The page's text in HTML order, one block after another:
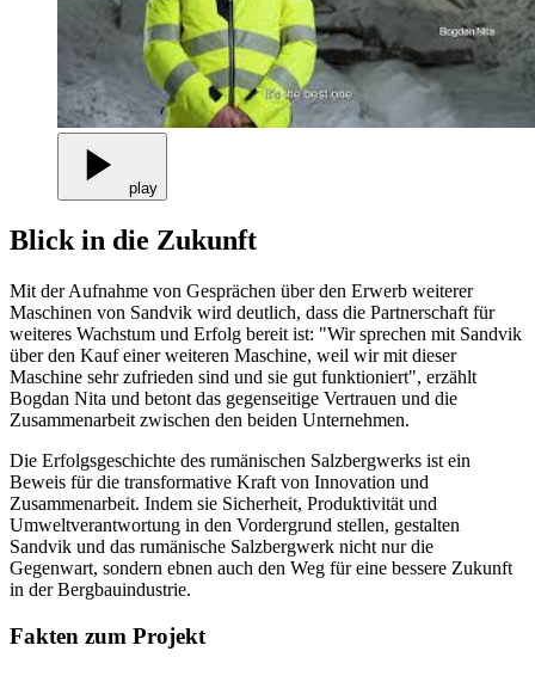
play
Blick in die Zukunft
Mit der Aufnahme von Gesprächen über den Erwerb weiterer
Maschinen von Sandvik wird deutlich, dass die Partnerschaft für
weiteres Wachstum und Erfolg bereit ist: "Wir sprechen mit Sandvik
über den Kauf einer weiteren Maschine, weil wir mit dieser
Maschine sehr zufrieden sind und sie gut funktioniert", erzählt
Bogdan Nita und betont das gegenseitige Vertrauen und die
Zusammenarbeit zwischen den beiden Unternehmen.
Die Erfolgsgeschichte des rumänischen Salzbergwerks ist ein
Beweis für die transformative Kraft von Innovation und
Zusammenarbeit. Indem sie Sicherheit, Produktivität und
Umweltverantwortung in den Vordergrund stellen, gestalten
Sandvik und das rumänische Salzbergwerk nicht nur die
Gegenwart, sondern ebnen auch den Weg für eine bessere Zukunft
in der Bergbauindustrie.
Fakten zum Projekt